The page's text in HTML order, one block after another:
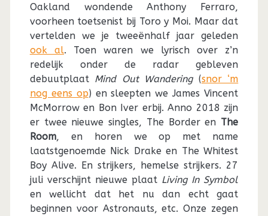
Oakland wondende Anthony Ferraro,
voorheen toetsenist bij Toro y Moi. Maar dat
vertelden we je tweeënhalf jaar geleden
ook al. Toen waren we lyrisch over z’n
redelijk onder de radar gebleven
debuutplaat Mind Out Wandering(snor ‘m
nog eens op) en sleepten we James Vincent
McMorrow en Bon Iver erbij. Anno 2018 zijn
er twee nieuwe singles, The Border en The
Room, en horen we op met name
laatstgenoemde Nick Drake en The Whitest
Boy Alive. En strijkers, hemelse strijkers. 27
juli verschijnt nieuwe plaat Living In Symbol
en wellicht dat het nu dan echt gaat
beginnen voor Astronauts, etc. Onze zegen